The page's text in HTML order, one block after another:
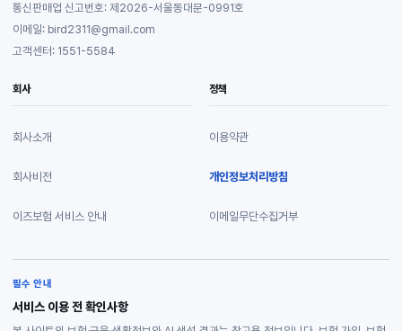
통신판매업 신고번호: 제2026-서울동대문-0991호
이메일: bird2311@gmail.com
고객센터: 1551-5584
회사
회사소개
회사비전
이즈보험 서비스 안내
정책
이용약관
개인정보처리방침
이메일무단수집거부
필수 안내
서비스 이용 전 확인사항